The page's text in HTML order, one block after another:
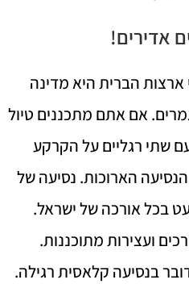
אדירים!
ארצות הברית היא מדינה
אם אתם מתכננים טיול
שתי רגליים על הקרקע
הארוכות. נסיעה של
בכל אורכה של ישראל.
ועצירות מתוכננות.
בנסיעה קלאסית רגילה.